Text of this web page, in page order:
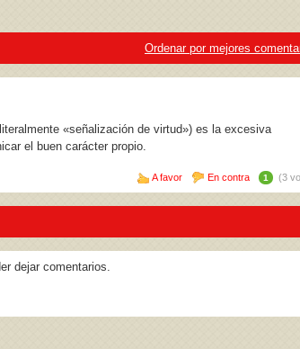
Ordenar por mejores
«señalización de virtud») es la excesiva
el buen carácter propio.
A favor En contra 1 (3
dejar comentarios.